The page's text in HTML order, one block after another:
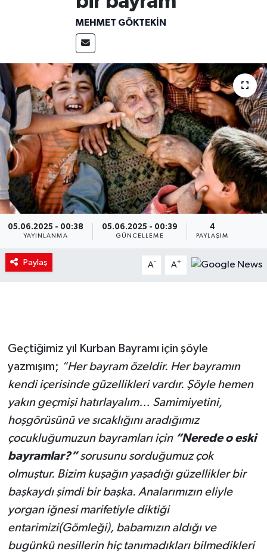
MEHMET GÖKTEKIN
05.06.2025 - 00:38
YAYINLANMA
05.06.2025 - 00:39
GÜNCELLEME
4
PAYLAŞIM
Paylaş A- A+
Geçtiğimiz yıl Kurban Bayramı için şöyle
yazmışım; “Her bayram özeldir. Her bayramın
kendi içerisinde güzellikleri vardır. Şöyle hemen
yakın geçmişi hatırlayalım… Samimiyetini,
hoşgörüsünü ve sıcaklığını aradığımız
çocukluğumuzun bayramları için “Nerede o eski
bayramlar?”sorusunu sorduğumuz çok
olmuştur. Bizim kuşağın yaşadığı güzellikler bir
başkaydı şimdi bir başka. Analarımızın eliyle
yorgan iğnesi marifetiyle diktiği
entarimizi(Gömleği), babamızın aldığı ve
bugünkü nesillerin hiç tanımadıkları bilmedikleri